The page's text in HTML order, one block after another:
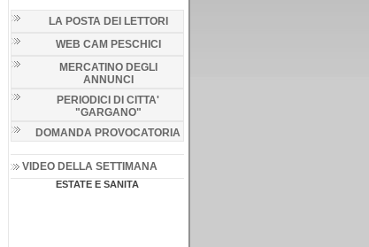
LA POSTA DEI LETTORI
WEB CAM PESCHICI
MERCATINO DEGLI
ANNUNCI
PERIODICI DI CITTA'
"GARGANO"
DOMANDA PROVOCATORIA
VIDEO DELLA SETTIMANA
ESTATE E SANITA